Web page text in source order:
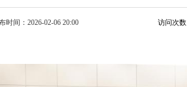
时间：2026-02-06 20:00 访问次